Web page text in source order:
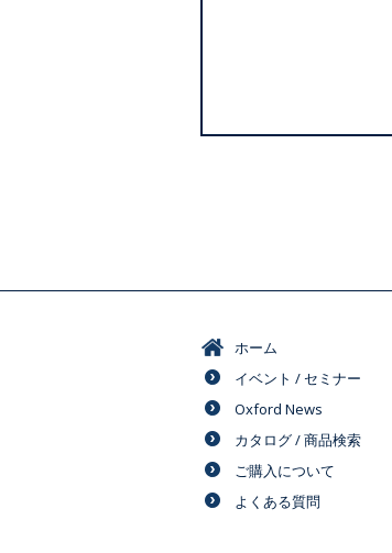
ホーム
イベント / セミナー
Oxford News
カタログ / 商品検索
ご購入について
よくある質問